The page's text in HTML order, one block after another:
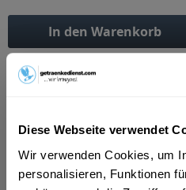
Diese Webseite verwendet
Wir verwenden Cookies, um
personalisieren, Funktionen
In den Warenkorb
Artikel-Nr.:
Beschreibung
mehr
"Christinenbrunnen B-